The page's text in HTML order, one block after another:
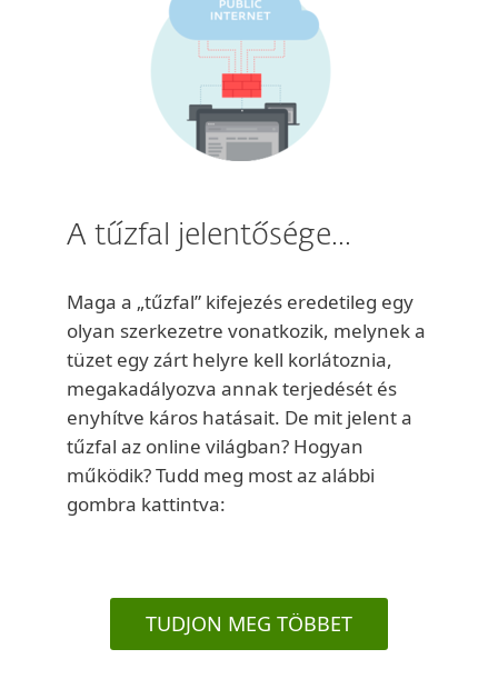
A tűzfal jelentősége...
Maga a „tűzfal” kifejezés eredetileg egy
olyan szerkezetre vonatkozik, melynek a
tüzet egy zárt helyre kell korlátoznia,
megakadályozva annak terjedését és
enyhítve káros hatásait. De mit jelent a
tűzfal az online világban? Hogyan
működik? Tudd meg most az alábbi
gombra kattintva:
TUDJON MEG TÖBBET